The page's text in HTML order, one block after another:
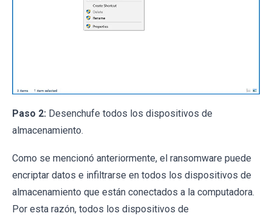
Paso 2: Desenchufe todos los dispositivos de
almacenamiento.
Como se mencionó anteriormente, el ransomware puede
encriptar datos e infiltrarse en todos los dispositivos de
almacenamiento que están conectados a la computadora.
Por esta razón, todos los dispositivos de